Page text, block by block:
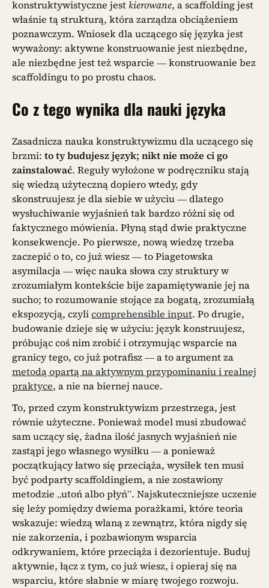
konstruktywistyczne jest kierowane, a scaffolding jest
właśnie tą strukturą, która zarządza obciążeniem
poznawczym. Wniosek dla uczącego się języka jest
wyważony: aktywne konstruowanie jest niezbędne,
ale niezbędne jest też wsparcie — konstruowanie bez
scaffoldingu to po prostu chaos.
Co z tego wynika dla nauki języka
Zasadnicza nauka konstruktywizmu dla uczącego się
brzmi: to ty budujesz język; nikt nie może ci go
zainstalować. Reguły wyłożone w podręczniku stają
się wiedzą użyteczną dopiero wtedy, gdy
skonstruujesz je dla siebie w użyciu — dlatego
wysłuchiwanie wyjaśnień tak bardzo różni się od
faktycznego mówienia. Płyną stąd dwie praktyczne
konsekwencje. Po pierwsze, nową wiedzę trzeba
zaczepić o to, co już wiesz — to Piagetowska
asymilacja — więc nauka słowa czy struktury w
zrozumiałym kontekście bije zapamiętywanie jej na
sucho; to rozumowanie stojące za bogatą, zrozumiałą
ekspozycją, czylicomprehensible input. Po drugie,
budowanie dzieje się w użyciu: język konstruujesz,
próbując coś nim zrobić i otrzymując wsparcie na
granicy tego, co już potrafisz — a to argument za
metodą opartą na aktywnym przypominaniu i realnej
praktyce, a nie na biernej nauce.
To, przed czym konstruktywizm przestrzega, jest
równie użyteczne. Ponieważ model musi zbudować
sam uczący się, żadna ilość jasnych wyjaśnień nie
zastąpi jego własnego wysiłku — a ponieważ
początkujący łatwo się przeciąża, wysiłek ten musi
być podparty scaffoldingiem, a nie zostawiony
metodzie „utoń albo płyń”. Najskuteczniejsze uczenie
się leży pomiędzy dwiema porażkami, które teoria
wskazuje: wiedzą wlaną z zewnątrz, która nigdy się
nie zakorzenia, i pozbawionym wsparcia
odkrywaniem, które przeciąża i dezorientuje. Buduj
aktywnie, łącz z tym, co już wiesz, i opieraj się na
wsparciu, które słabnie w miarę twojego rozwoju.